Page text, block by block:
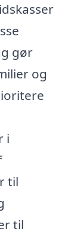
gør
og
i
til
til